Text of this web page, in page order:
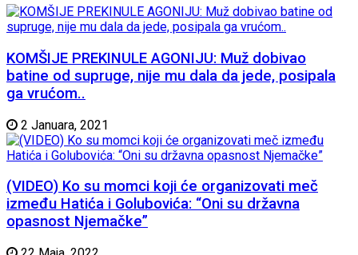
KOMŠIJE PREKINULE AGONIJU: Muž dobivao
batine od supruge, nije mu dala da jede, posipala
ga vrućom..
2 Januara, 2021
(VIDEO) Ko su momci koji će organizovati meč
između Hatića i Golubovića: “Oni su državna
opasnost Njemačke”